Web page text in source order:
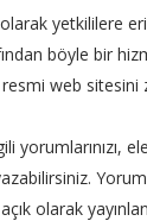
yetkililere
böyle bir
web sitesini
yorumlarınızı,
olarak